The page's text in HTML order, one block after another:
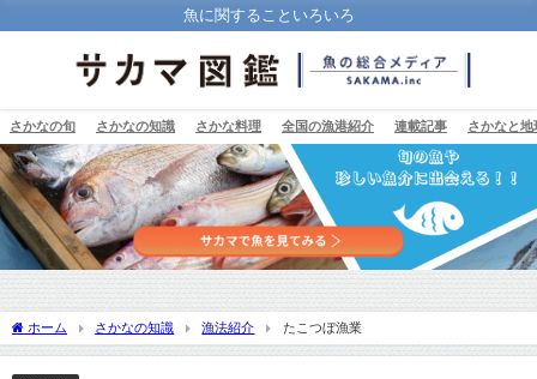
魚に関することいろいろ
さかなの旬 さかなの知識 さかな料理 全国の漁港紹介 連載記事 さかなと地
ホーム さかなの知識 漁法紹介 たこつぼ漁業